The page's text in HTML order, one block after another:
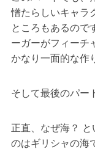
憎たらしいキャラ
ところもあるので
ーガーがフィーチ
かなり一面的な作
そして最後のパー
正直、なぜ海？
のはギリシャの海